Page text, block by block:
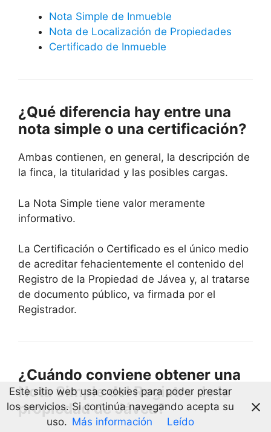
Nota Simple de Inmueble
Nota de Localización de Propiedades
Certificado de Inmueble
¿Qué diferencia hay entre una
nota simple o una certificación?
Ambas contienen, en general, la descripción de
la finca, la titularidad y las posibles cargas.
La Nota Simple tiene valor meramente
informativo.
La Certificación o Certificado es el único medio
de acreditar fehacientemente el contenido del
Registro de la Propiedad de Jávea y, al tratarse
de documento público, va firmada por el
Registrador.
¿Cuándo conviene obtener una
Nota Simple del Registro de la
propiedad deJávea?
Este sitio web usa cookies para poder prestar
los servicios. Si continúa navegando acepta su
uso. Más información Leído